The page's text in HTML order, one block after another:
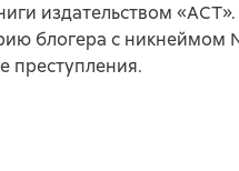
издательством
блогера с никнеймом
преступления.